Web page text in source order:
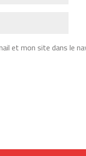
et mon site dans le